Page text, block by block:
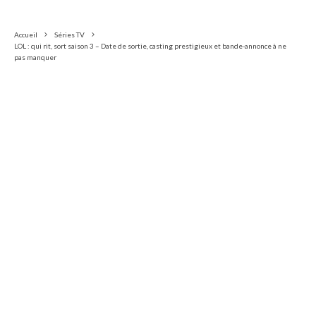
Accueil
Séries TV
LOL : qui rit, sort saison 3 – Date de sortie, casting prestigieux et bande-annonce à ne
pas manquer